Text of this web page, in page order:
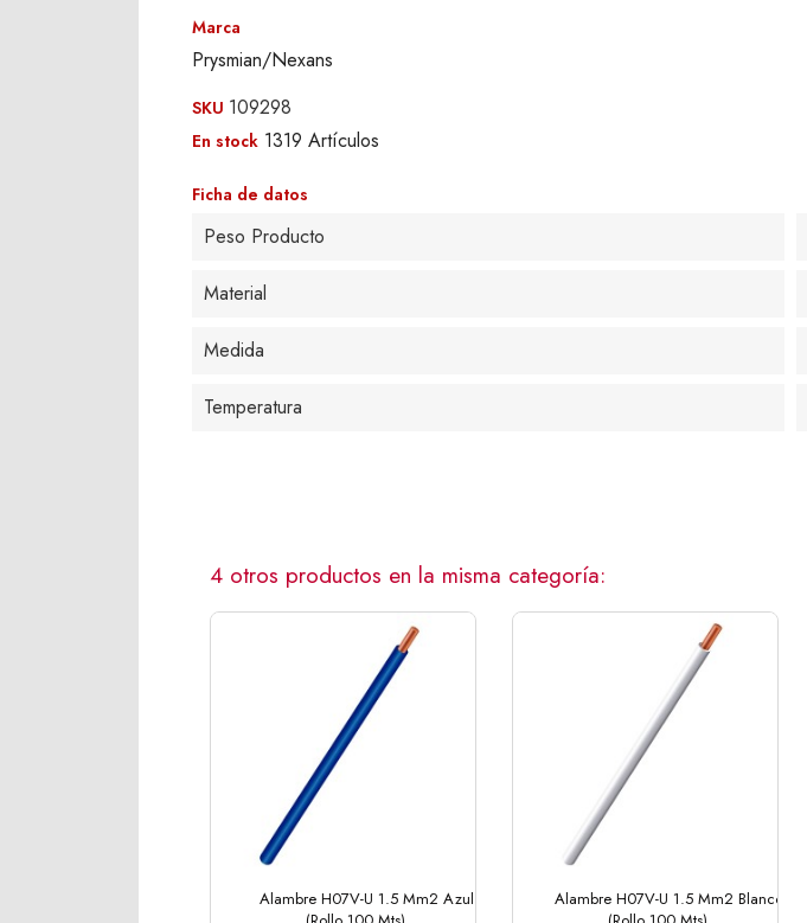
Marca
Prysmian/Nexans
SKU 109298
En stock 1319 Artículos
Ficha de datos
Peso Producto
Material
Medida
Temperatura
4 otros productos en la misma categoría:
Alambre H07V-U 1.5 Mm2 Azul
Alambre H07V-U 1.5 Mm2 Blanco